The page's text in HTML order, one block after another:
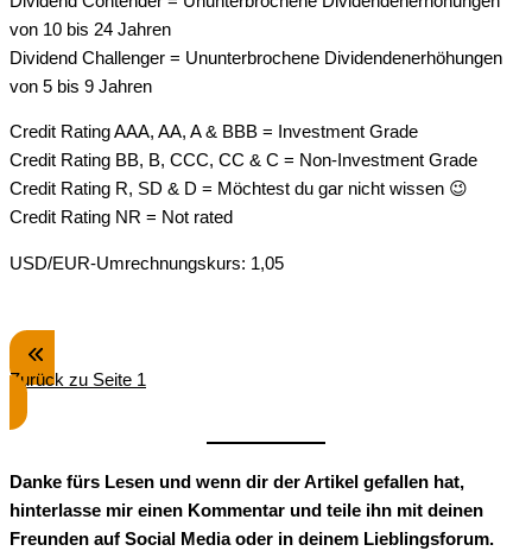
von 10 bis 24 Jahren
Dividend Challenger = Ununterbrochene Dividendenerhöhungen
von 5 bis 9 Jahren
Credit Rating AAA, AA, A & BBB = Investment Grade
Credit Rating BB, B, CCC, CC & C = Non-Investment Grade
Credit Rating R, SD & D = Möchtest du gar nicht wissen 😉
Credit Rating NR = Not rated
USD/EUR-Umrechnungskurs: 1,05
Zurück zu Seite 1
Danke fürs Lesen und wenn dir der Artikel gefallen hat,
hinterlasse mir einen Kommentar und teile ihn mit deinen
Freunden auf Social Media oder in deinem Lieblingsforum.